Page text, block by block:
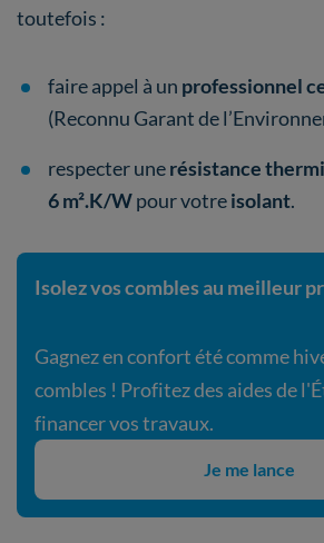
toutefois :
faire appel à un professionnel
(Reconnu Garant de
respecter unerésistance
6 m².K/Wpourvotreisolant.
Isolez vos combles au meilleur
Gagnez en confort été comme
combles ! Profitez des aides de
financer vos travaux.
Je me lance